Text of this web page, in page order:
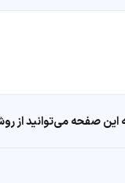
صفحه می‌توانید از